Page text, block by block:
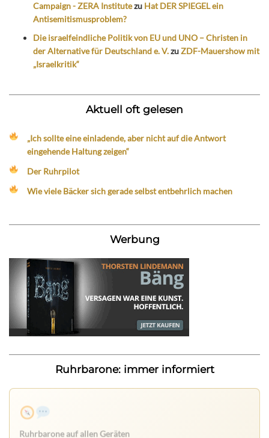
Campaign - ZERA Institutezu Hat DER SPIEGEL ein
Antisemitismusproblem?
Die israelfeindliche Politik von EU und UNO – Christen in
der Alternative für Deutschland e. V.zuZDF-Mauershow mit
„Israelkritik“
Aktuell oft gelesen
„Ich sollte eine einladende, aber nicht auf die Antwort
eingehende Haltung zeigen“
Der Ruhrpilot
Wie viele Bäcker sich gerade selbst entbehrlich machen
Werbung
Ruhrbarone: immer informiert
Ruhrbarone auf allen Geräten